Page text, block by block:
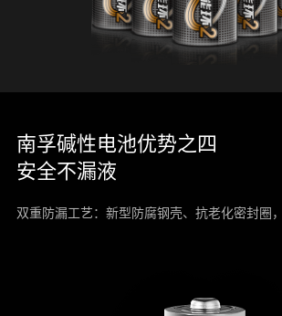
南孚碱性电池优势之四
安全不漏液
双重防漏工艺：新型防腐钢壳、抗老化密封圈